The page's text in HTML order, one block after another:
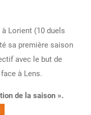
Lorient (10 duels
sa première saison
avec le but de
à Lens.
de la saison ».